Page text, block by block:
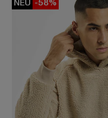
NEU -58%